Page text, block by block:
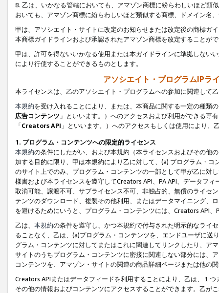
8. 乙は、いかなる管轄においても、アマゾン商標に紛らわしいほど類
おいても、アマゾン商標に紛らわしいほど類似する商標、ドメイン名
甲は、アソシエイト・サイトに改定のお知らせまたは改定後の商標ガ
本商標ガイドラインおよび承認されたアマゾン商標を改定することが
甲は、許可を得ないいかなる使用または本ガイドラインに準拠しない
により行使することができるものとします。
アソシエイト・プログラムIPラ
本ライセンスは、乙のアソシエイト・プログラムへの参加に関連して
本規約を受け入れることにより、または、本商品に関する一定の種類
広告コンテンツ 」といいます。）へのアクセスおよび利用ができる専
「Creators API 」といいます。）へのアクセスもしくは使用により
1. プログラム・コンテンツへの限定的ライセンス
本規約の条件にしたがい、および本規約（本ライセンスおよびその他
加する目的に限り、甲は本規約により乙に対して、(a) プログラム・
のサイト上でのみ、プログラム・コンテンツの一部として甲が乙に対
様書および本ライセンスを遵守してCreators API、PA API、データフ
取消可能、譲渡不可、サブライセンス不可、非独占的、無償のライセ
テンツのダウンロード、複製その他利用、またはデータマイニング、
を避けるためにいうと、プログラム・コンテンツには、Creators API
乙は、 本規約の条件を遵守し、かつ本規約で付与された明示的なライ
ることなく、乙は、(a)プログラム・コンテンツを、エンドユーザに
グラム・コンテンツに対してまたはこれに関連してリンクしたり、ア
サイトのうちプログラム・コンテンツに密接に関連しない部分には、
コンテンツを、アマゾン・サイトの関連の商品詳細ページまたは他の
Creators APIまたはデータフィードを利用することにより、乙は、１
その他の情報およびコンテンツにアクセスすることができます。乙が